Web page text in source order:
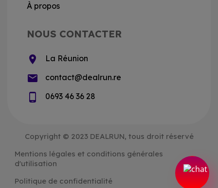
À propos
NOUS CONTACTER
location_on La Réunion
email contact@dealrun.re
phone_android 0693 46 36 28
Copyright © 2023 DEALRUN, tous droit réservé
Mentions légales et conditions générales
d'utilisation
Politique de confidentialité